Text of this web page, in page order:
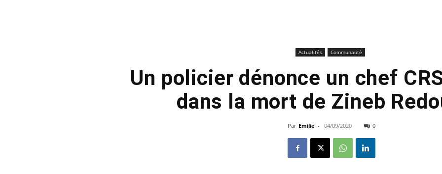
Actualités Communauté
Un policier dénonce un chef
dans la mort de Zineb
Par Emilie - 04/09/2020 0